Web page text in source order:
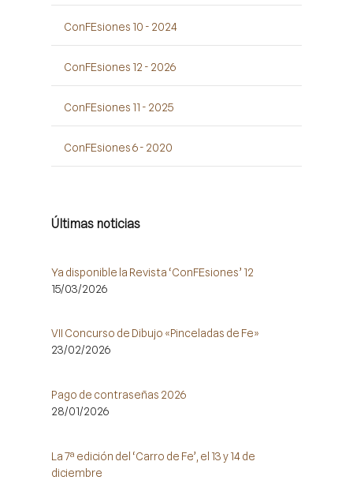
ConFEsiones 10 - 2024
ConFEsiones 12 - 2026
ConFEsiones 11 - 2025
ConFEsiones 6 - 2020
Últimas noticias
Ya disponible la Revista ‘ConFEsiones’ 12
15/03/2026
VII Concurso de Dibujo «Pinceladas de Fe»
23/02/2026
Pago de contraseñas 2026
28/01/2026
La 7ª edición del ‘Carro de Fe’, el 13 y 14 de
diciembre